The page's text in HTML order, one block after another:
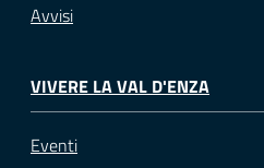
Avvisi
VIVERE LA VAL D'ENZA
Eventi